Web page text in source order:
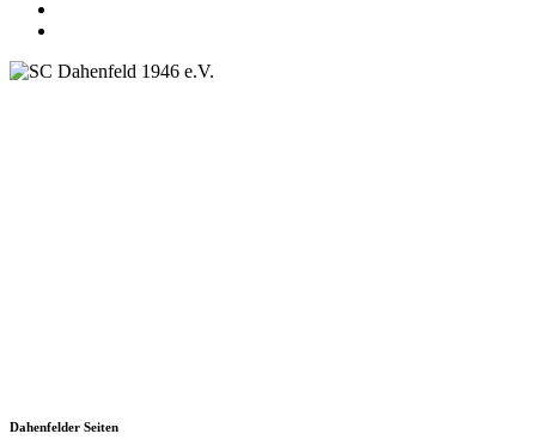
Dahenfelder Seiten